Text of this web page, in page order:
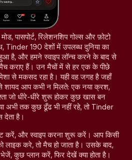
पासपोर्ट, रिलेशनशिप गोल्स और फ़ोटो
Tinder 190 देशों में उपलब्ध दुनिया का
है, और हमने स्वाइप लॉन्च करने के बाद से
कराए हैं। उन मैचों में से हर एक के पीछे
से मकसद रहा है। यही वह जगह है जहाँ
शायद आप कभी न मिलते: एक नया क्रश,
जो धीरे-धीरे शुरू होकर कुछ खास बन
अभी तक कुछ ढूँढ भी नहीं रहे, तो Tinder
है।
करें, और स्वाइप करना शुरू करें। आप किसी
करे, तो मैच हो जाता है। उसके बाद,
कुछ प्लान करें, फिर देखें क्या होता है।